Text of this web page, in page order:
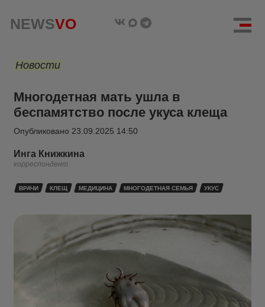
NEWSVO
Новости
Многодетная мать ушла в
беспамятство после укуса клеща
Опубликовано 23.09.2025 14:50
Инга Книжкина
корреспондент
ВРАЧИ КЛЕЩ МЕДИЦИНА МНОГОДЕТНАЯ СЕМЬЯ УКУС